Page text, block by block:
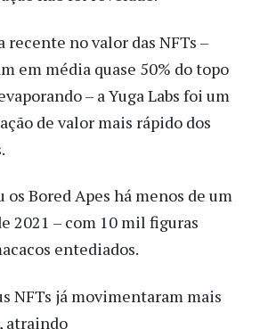
recente no valor das NFTs –
em média quase 50% do topo
– a Yuga Labs foi um
de valor mais rápido dos
os Bored Apes há menos de um
2021 – com 10 mil figuras
entediados.
NFTs já movimentaram mais
atraindo